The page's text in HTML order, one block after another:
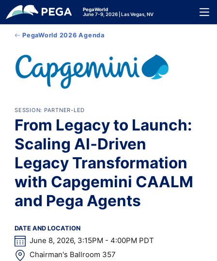
メインコンテンツに飛ぶPegaWorld
June 7-9, 2026 | Las Vegas, NV
PegaWorld 2026 Agenda
SESSION: PARTNER-LED
From Legacy to Launch:
Scaling AI‑Driven
Legacy Transformation
with Capgemini CAALM
and Pega Agents
DATE AND LOCATION
June 8, 2026, 3:15PM - 4:00PM PDT
Chairman's Ballroom 357